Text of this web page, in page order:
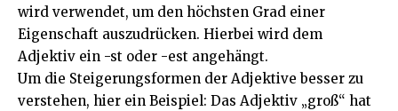
wird verwendet, um den höchsten Grad einer
Eigenschaft auszudrücken. Hierbei wird dem
Adjektiv ein -st oder -est angehängt.
Um die Steigerungsformen der Adjektive besser zu
verstehen, hier ein Beispiel: Das Adjektiv „groß“ hat